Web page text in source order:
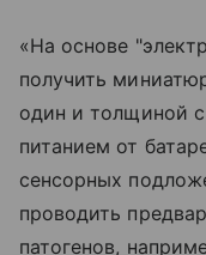
«На основе
получить
один и толщиной
питанием от
сенсорных
проводить
патогенов,